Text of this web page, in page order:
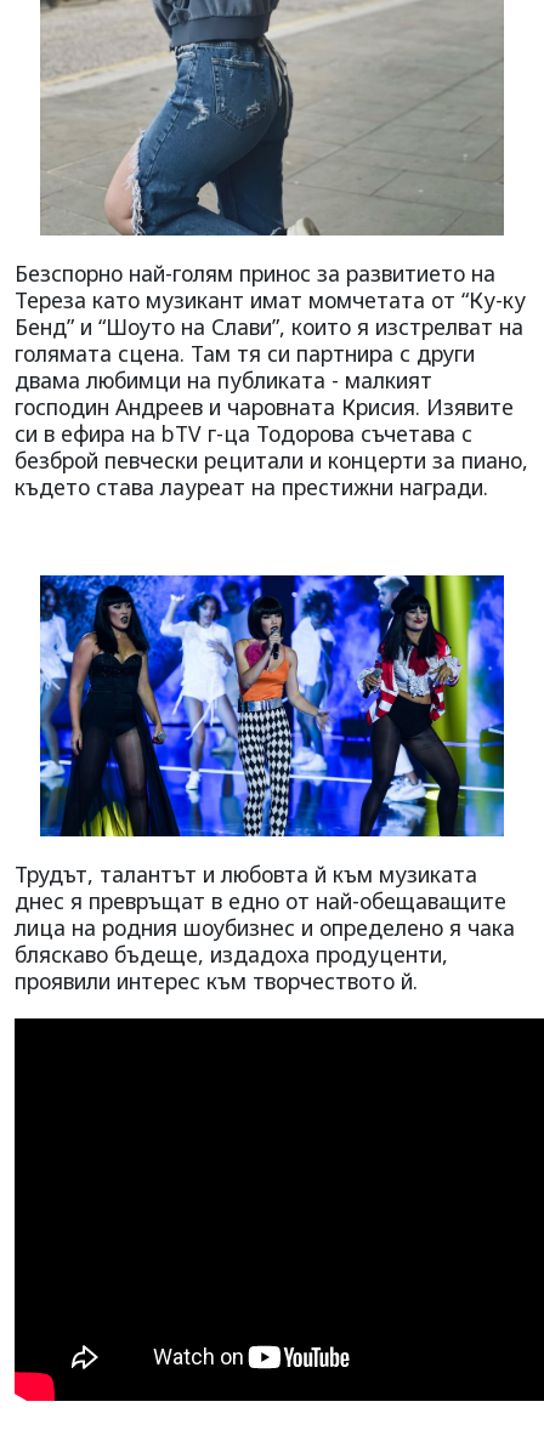
Безспорно най-голям принос за развитието на
Тереза като музикант имат момчетата от “Ку-ку
Бенд” и “Шоуто на Слави”, които я изстрелват на
голямата сцена. Там тя си партнира с други
двама любимци на публиката - малкият
господин Андреев и чаровната Крисия. Изявите
си в ефира на bTV г-ца Тодорова съчетава с
безброй певчески рецитали и концерти за пиано,
където става лауреат на престижни награди.
Трудът, талантът и любовта й към музиката
днес я превръщат в едно от най-обещаващите
лица на родния шоубизнес и определено я чака
бляскаво бъдеще, издадоха продуценти,
проявили интерес към творчеството й.